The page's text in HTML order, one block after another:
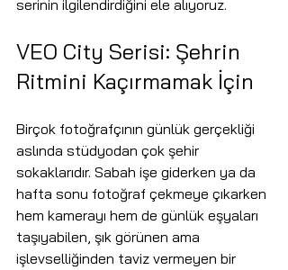
serinin ilgilendirdiğini ele alıyoruz.
VEO City Serisi: Şehrin
Ritmini Kaçırmamak İçin
Birçok fotoğrafçının günlük gerçekliği
aslında stüdyodan çok şehir
sokaklarıdır. Sabah işe giderken ya da
hafta sonu fotoğraf çekmeye çıkarken
hem kamerayı hem de günlük eşyaları
taşıyabilen, şık görünen ama
işlevselliğinden taviz vermeyen bir